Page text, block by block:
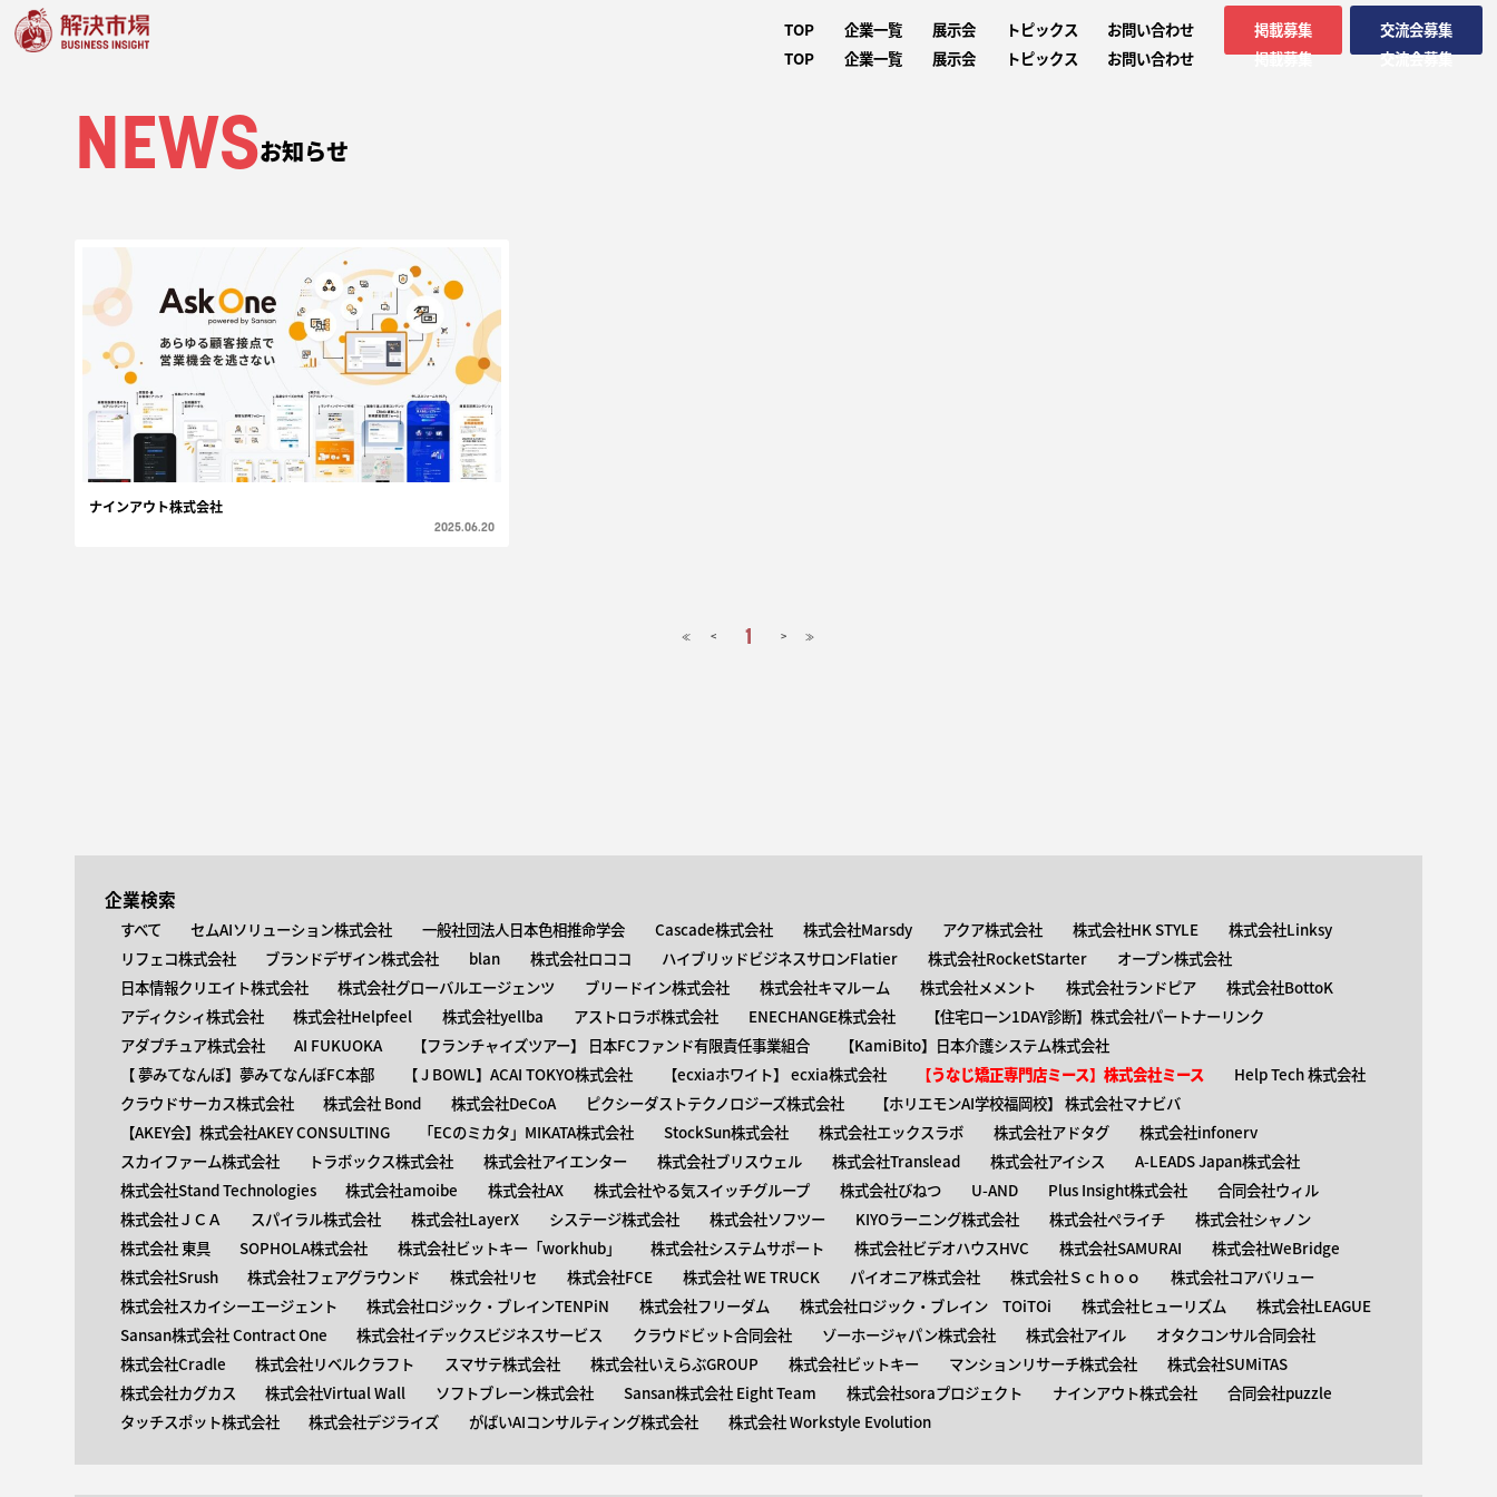
TOP
TOP
企業一覧
企業一覧
展示会
展示会
トピックス
トピックス
お問い合わせ
お問い合わせ
掲載募集
掲載募集
交流会募集
交流会募集
NEWSお知らせ
ナインアウト株式会社
2025.06.20
≪ < 1 > ≫
企業検索
すべて セムAIソリューション株式会社 一般社団法人日本色相推命学会 Cascade株式会社 株式会社Marsdy アクア株式会社 株式会社HK STYLE
株式会社Linksy
リフェコ株式会社
ブランドデザイン株式会社 blan 株式会社ロココ ハイブリッドビジネスサロンFlatier 株式会社RocketStarter
オープン株式会社
日本情報クリエイト株式会社
株式会社グローバルエージェンツ ブリードイン株式会社 株式会社キマルーム 株式会社メメント 株式会社ランドピア
株式会社BottoK
アディクシィ株式会社
株式会社Helpfeel 株式会社yellba アストロラボ株式会社 ENECHANGE株式会社
【住宅ローン1DAY診断】株式会社パートナーリンク
アダプチュア株式会社
AI FUKUOKA 【​フランチャイズツアー】 日本FCファンド有限責任事業組合
【KamiBito​】日本介護システム株式会社
【 ​夢みてなんぼ】夢みてなんぼFC本部
【 ​J BOWL】ACAI TOKYO株式会社 【​ecxiaホワイト】 ecxia株式会社 【​うなじ矯正専門店ミース】株式会社ミース
Help Tech 株式会社
クラウドサーカス株式会社
株式会社 Bond 株式会社DeCoA ピクシーダストテクノロジーズ株式会社
【ホリエモンAI学校福岡校】 株式会社マナビバ
【AKEY会】株式会社AKEY CONSULTING
「ECのミカタ」MIKATA株式会社 StockSun株式会社 株式会社エックスラボ 株式会社アドタグ
株式会社infonerv
スカイファーム株式会社
トラボックス株式会社 株式会社アイエンター 株式会社ブリスウェル 株式会社Translead 株式会社アイシス
A-LEADS Japan株式会社
株式会社Stand Technologies
株式会社amoibe 株式会社AX 株式会社やる気スイッチグループ 株式会社びねつ U-AND Plus Insight株式会社
合同会社ウィル
株式会社ＪＣＡ
スパイラル株式会社 株式会社LayerX システージ株式会社 株式会社ソフツー KIYOラーニング株式会社 株式会社ペライチ
株式会社シャノン
株式会社 東具
SOPHOLA株式会社 株式会社ビットキー「workhub」 株式会社システムサポート 株式会社ビデオハウスHVC 株式会社SAMURAI
株式会社WeBridge
株式会社Srush
株式会社フェアグラウンド 株式会社リセ 株式会社FCE 株式会社 WE TRUCK パイオニア株式会社 株式会社Ｓｃｈｏｏ
株式会社コアバリュー
株式会社スカイシーエージェント
株式会社ロジック・ブレインTENPiN 株式会社フリーダム 株式会社ロジック・ブレイン TOiTOi 株式会社ヒューリズム
株式会社LEAGUE
Sansan株式会社 Contract One
株式会社イデックスビジネスサービス クラウドビット合同会社 ゾーホージャパン株式会社 株式会社アイル
オタクコンサル合同会社
株式会社Cradle
株式会社リベルクラフト スマサテ株式会社 株式会社いえらぶGROUP 株式会社ビットキー マンションリサーチ株式会社
株式会社SUMiTAS
株式会社カグカス
株式会社Virtual Wall ソフトブレーン株式会社 Sansan株式会社 Eight Team 株式会社soraプロジェクト ナインアウト株式会社
合同会社puzzle
タッチスポット株式会社
株式会社デジライズ がばいAIコンサルティング株式会社 株式会社 Workstyle Evolution